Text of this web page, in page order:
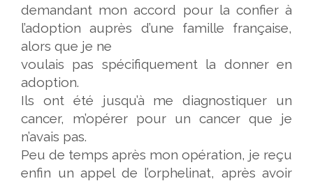
demandant mon accord pour la confier à
l’adoption auprès d’une famille française,
alors que je ne
voulais pas spécifiquement la donner en
adoption.
Ils ont été jusqu’à me diagnostiquer un
cancer, m’opérer pour un cancer que je
n’avais pas.
Peu de temps après mon opération, je reçu
enfin un appel de l’orphelinat, après avoir